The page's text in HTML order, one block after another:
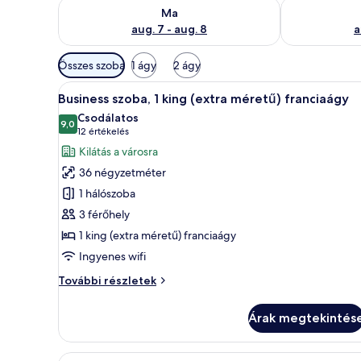
Ma
aug. 7 - aug. 8
Szobákhoz
rendelkezésre
álló
szűrők
Összes szoba 1 ágy 2 ágy
A
következő
szoba
összes
képének
megtekintése:
Business
szoba,
1
king
(extra
Egy szállodai szoba,
17
Business szoba, 1 king (extra méretű) franciaágy
9,010-ből 9,0
Csodálatos
12 értékelés
(12
értékelés)
Kilátás a városra
36 négyzetméter
1 hálószoba
3 férőhely
1 king (extra méretű) franciaágy
Ingyenes wifi
További részletek
Business
(extra
méretű)
Árak
Egy franciaágy, fejrészlettel,